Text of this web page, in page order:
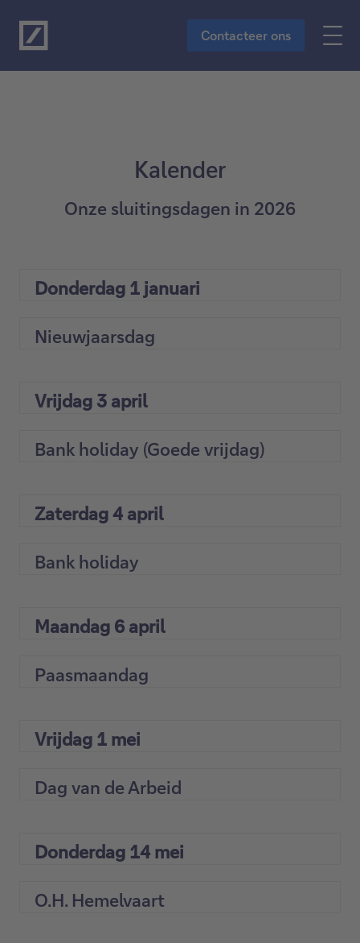
Naar de hoofdinhoud
Contacteer ons
Kalender
Onze sluitingsdagen in 2026
Donderdag 1 januari
Nieuwjaarsdag
Vrijdag 3 april
Bank holiday (Goede vrijdag)
Zaterdag 4 april
Bank holiday
Maandag 6 april
Paasmaandag
Vrijdag 1 mei
Dag van de Arbeid
Donderdag 14 mei
O.H. Hemelvaart